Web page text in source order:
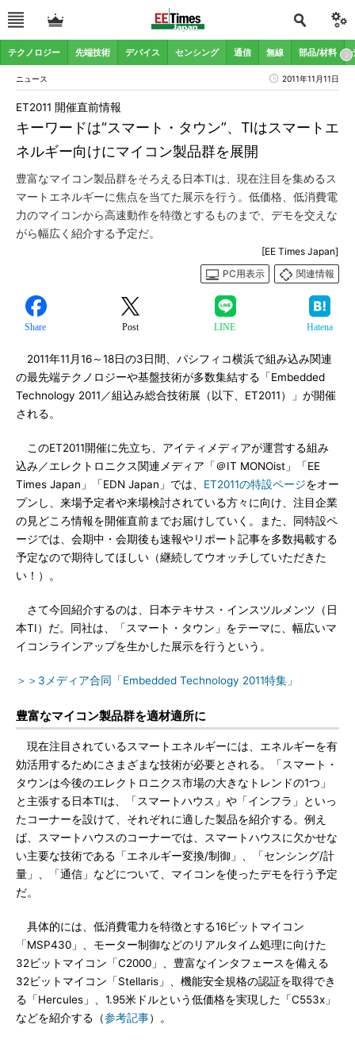
テクノロジー 先端技術 デバイス センシング 通信 無線 部品/材料
ニュース 2011年11月11日
キーワードは“スマート・タウン”、TIはスマートエ
ネルギー向けにマイコン製品群を展開
ET2011 開催直前情報
豊富なマイコン製品群をそろえる日本TIは、現在注目を集めるス
マートエネルギーに焦点を当てた展示を行う。低価格、低消費電
力のマイコンから高速動作を特徴とするものまで、デモを交えな
がら幅広く紹介する予定だ。
[EE Times Japan]
PC用表示
関連情報
Share Post LINE Hatena
2011年11月16～18日の3日間、パシフィコ横浜で組み込み関連
の最先端テクノロジーや基盤技術が多数集結する「Embedded
Technology 2011／組込み総合技術展（以下、ET2011）」が開催
される。
このET2011開催に先立ち、アイティメディアが運営する組み
込み／エレクトロニクス関連メディア「＠IT MONOist」「EE
Times Japan」「EDN Japan」では、 ET2011の特設ページをオー
プンし、来場予定者や来場検討されている方々に向け、注目企業
の見どころ情報を開催直前までお届けしていく。また、同特設ペ
ージでは、会期中・会期後も速報やリポート記事を多数掲載する
予定なので期待してほしい（継続してウオッチしていただきた
い！）。
さて今回紹介するのは、日本テキサス・インスツルメンツ（日
本TI）だ。同社は、「スマート・タウン」をテーマに、幅広いマ
イコンラインアップを生かした展示を行うという。
＞＞3メディア合同「Embedded Technology 2011特集」
豊富なマイコン製品群を適材適所に
現在注目されているスマートエネルギーには、エネルギーを有
効活用するためにさまざまな技術が必要とされる。「スマート・
タウンは今後のエレクトロニクス市場の大きなトレンドの1つ」
と主張する日本TIは、「スマートハウス」や「インフラ」といっ
たコーナーを設けて、それぞれに適した製品を紹介する。例え
ば、スマートハウスのコーナーでは、スマートハウスに欠かせな
い主要な技術である「エネルギー変換/制御」、「センシング/計
量」、「通信」などについて、マイコンを使ったデモを行う予定
だ。
具体的には、低消費電力を特徴とする16ビットマイコン
「MSP430」、モーター制御などのリアルタイム処理に向けた
32ビットマイコン「C2000」、豊富なインタフェースを備える
32ビットマイコン「Stellaris」、機能安全規格の認証を取得でき
る「Hercules」、1.95米ドルという低価格を実現した「C553x」
などを紹介する（参考記事）。